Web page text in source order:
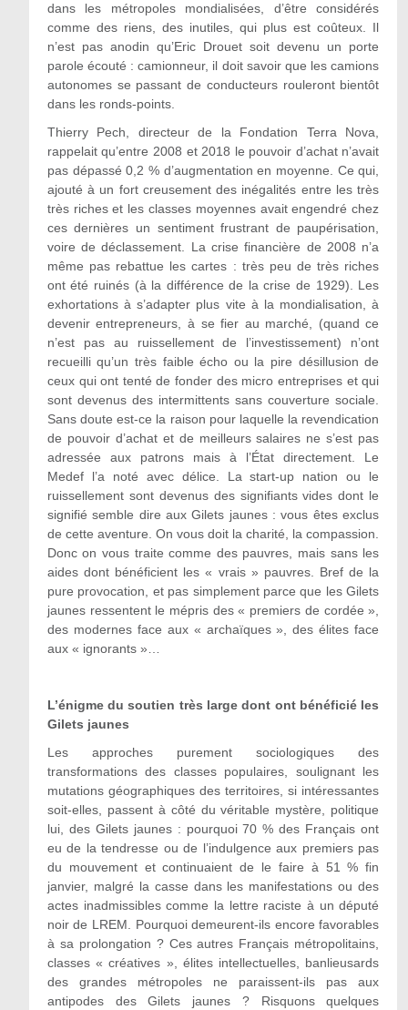
dans les métropoles mondialisées, d’être considérés
comme des riens, des inutiles, qui plus est coûteux. Il
n’est pas anodin qu’Eric Drouet soit devenu un porte
parole écouté : camionneur, il doit savoir que les camions
autonomes se passant de conducteurs rouleront bientôt
dans les ronds-points.
Thierry Pech, directeur de la Fondation Terra Nova,
rappelait qu’entre 2008 et 2018 le pouvoir d’achat n’avait
pas dépassé 0,2 % d’augmentation en moyenne. Ce qui,
ajouté à un fort creusement des inégalités entre les très
très riches et les classes moyennes avait engendré chez
ces dernières un sentiment frustrant de paupérisation,
voire de déclassement. La crise financière de 2008 n’a
même pas rebattue les cartes : très peu de très riches
ont été ruinés (à la différence de la crise de 1929). Les
exhortations à s’adapter plus vite à la mondialisation, à
devenir entrepreneurs, à se fier au marché, (quand ce
n’est pas au ruissellement de l’investissement) n’ont
recueilli qu’un très faible écho ou la pire désillusion de
ceux qui ont tenté de fonder des micro entreprises et qui
sont devenus des intermittents sans couverture sociale.
Sans doute est-ce la raison pour laquelle la revendication
de pouvoir d’achat et de meilleurs salaires ne s’est pas
adressée aux patrons mais à l’État directement. Le
Medef l’a noté avec délice. La start-up nation ou le
ruissellement sont devenus des signifiants vides dont le
signifié semble dire aux Gilets jaunes : vous êtes exclus
de cette aventure. On vous doit la charité, la compassion.
Donc on vous traite comme des pauvres, mais sans les
aides dont bénéficient les « vrais » pauvres. Bref de la
pure provocation, et pas simplement parce que les Gilets
jaunes ressentent le mépris des « premiers de cordée »,
des modernes face aux « archaïques », des élites face
aux « ignorants »…
L’énigme du soutien très large dont ont bénéficié les
Gilets jaunes
Les approches purement sociologiques des
transformations des classes populaires, soulignant les
mutations géographiques des territoires, si intéressantes
soit-elles, passent à côté du véritable mystère, politique
lui, des Gilets jaunes : pourquoi 70 % des Français ont
eu de la tendresse ou de l’indulgence aux premiers pas
du mouvement et continuaient de le faire à 51 % fin
janvier, malgré la casse dans les manifestations ou des
actes inadmissibles comme la lettre raciste à un député
noir de LREM. Pourquoi demeurent-ils encore favorables
à sa prolongation ? Ces autres Français métropolitains,
classes « créatives », élites intellectuelles, banlieusards
des grandes métropoles ne paraissent-ils pas aux
antipodes des Gilets jaunes ? Risquons quelques